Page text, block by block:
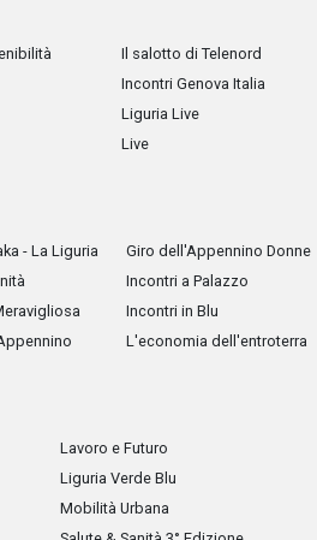
Il salotto di Telenord
Incontri Genova Italia
Liguria Live
Live
- La Liguria
Giro dell'Appennino Donne
Incontri a Palazzo
Incontri in Blu
L'economia dell'entroterra
Lavoro e Futuro
Liguria Verde Blu
Mobilità Urbana